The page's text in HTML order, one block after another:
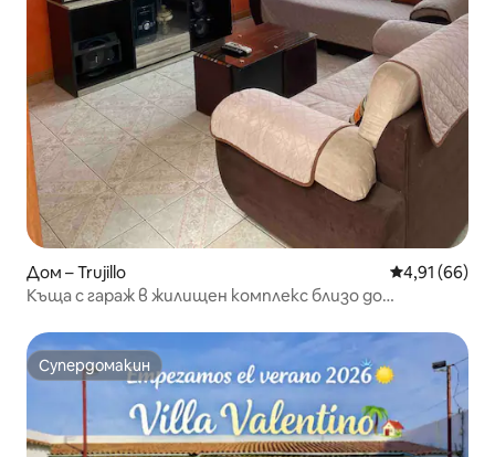
Дом – Trujillo Средна
4,91 (66)
Къща с гараж в жилищен комплекс близо до
Супердомакин
Супердомакин